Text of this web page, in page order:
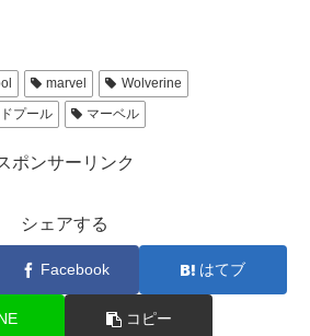
marvel
Wolverine
プール マーベル
ポンサーリンク
シェアする
Facebook はてブ
コピー